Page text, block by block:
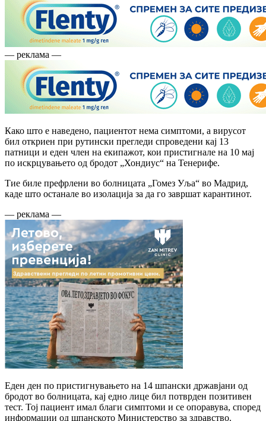
— реклама —
Како што е наведено, пациентот нема симптоми, а вирусот
бил откриен при рутински прегледи спроведени кај 13
патници и еден член на екипажот, кои пристигнале на 10 мај
по искрцувањето од бродот „Хондиус“ на Тенерифе.
Тие биле префрлени во болницата „Гомез Уља“ во Мадрид,
каде што останале во изолација за да го завршат карантинот.
— реклама —
Еден ден по пристигнувањето на 14 шпански државјани од
бродот во болницата, кај едно лице бил потврден позитивен
тест. Тој пациент имал благи симптоми и се опоравува, според
информации од шпанското Министерство за здравство.